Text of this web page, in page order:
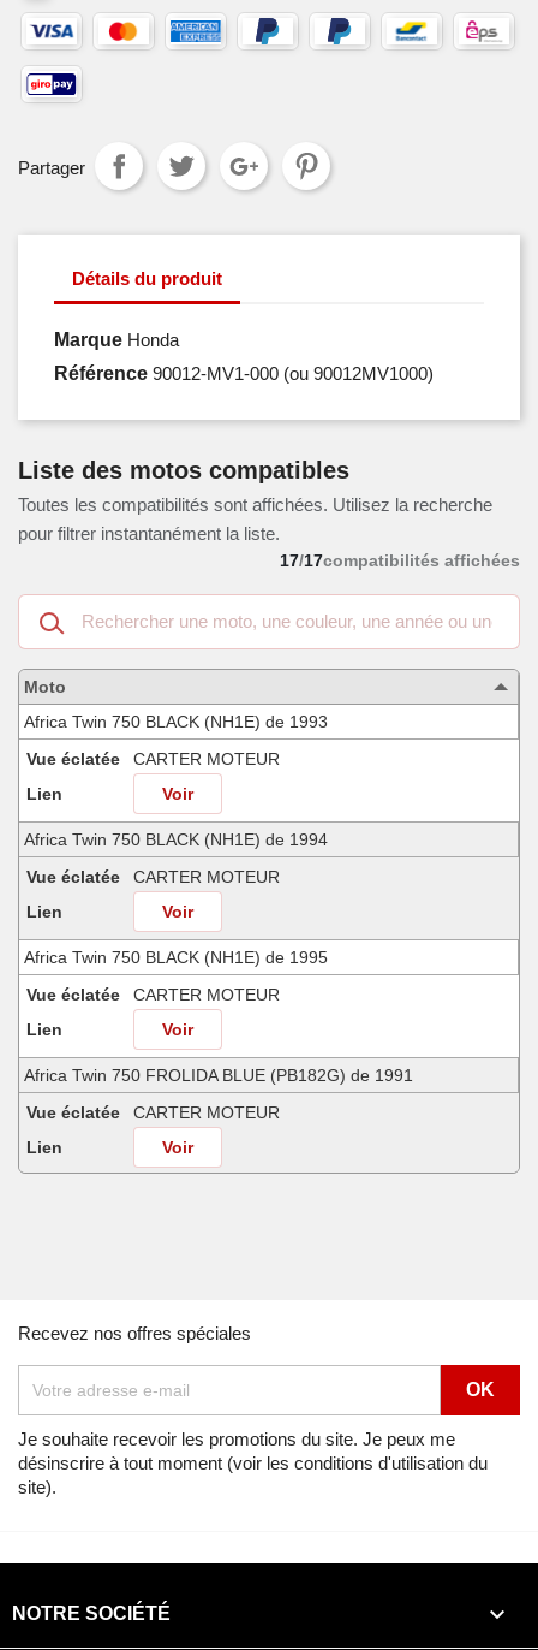
Partager
Détails du produit
Marque Honda
Référence 90012-MV1-000 (ou 90012MV1000)
Liste des motos compatibles
Toutes les compatibilités sont affichées. Utilisez la recherche
pour filtrer instantanément la liste.
17/17compatibilités affichées
Recherche
dans
les
motos
compatibles
Moto
Africa Twin 750 BLACK (NH1E) de 1993
Vue éclatée
CARTER MOTEUR
Lien
Voir
Africa Twin 750 BLACK (NH1E) de 1994
Vue éclatée
CARTER MOTEUR
Lien
Voir
Africa Twin 750 BLACK (NH1E) de 1995
Vue éclatée
CARTER MOTEUR
Lien
Voir
Africa Twin 750 FROLIDA BLUE (PB182G) de 1991
Vue éclatée
CARTER MOTEUR
Lien
Voir
CARTER MOTEUR
Lien
Voir
Africa Twin 750 NOIR (NH1K) de 1991
Vue éclatée
CARTER MOTEUR
Lien
Lien
Voir
Recevez nos offres spéciales
Je souhaite recevoir les promotions du site. Je peux me
désinscrire à tout moment (voir les conditions d'utilisation du
site).
NOTRE SOCIÉTÉ 